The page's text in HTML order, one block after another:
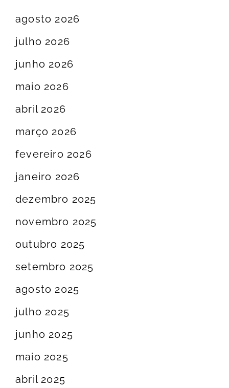
agosto 2026
julho 2026
junho 2026
maio 2026
abril 2026
março 2026
fevereiro 2026
janeiro 2026
dezembro 2025
novembro 2025
outubro 2025
setembro 2025
agosto 2025
julho 2025
junho 2025
maio 2025
abril 2025